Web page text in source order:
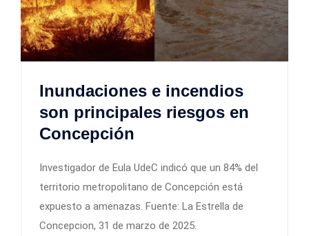
Inundaciones e incendios
son principales riesgos en
Concepción
Investigador de Eula UdeC indicó que un 84% del
territorio metropolitano de Concepción está
expuesto a amenazas. Fuente: La Estrella de
Concepcion, 31 de marzo de 2025.